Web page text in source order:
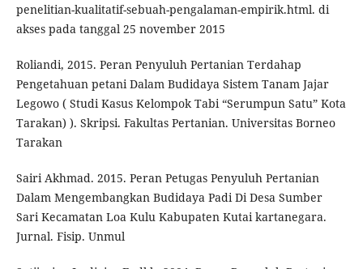
penelitian-kualitatif-sebuah-pengalaman-empirik.html. di
akses pada tanggal 25 november 2015
Roliandi, 2015. Peran Penyuluh Pertanian Terdahap
Pengetahuan petani Dalam Budidaya Sistem Tanam Jajar
Legowo ( Studi Kasus Kelompok Tabi “Serumpun Satu” Kota
Tarakan) ). Skripsi. Fakultas Pertanian. Universitas Borneo
Tarakan
Sairi Akhmad. 2015. Peran Petugas Penyuluh Pertanian
Dalam Mengembangkan Budidaya Padi Di Desa Sumber
Sari Kecamatan Loa Kulu Kabupaten Kutai kartanegara.
Jurnal. Fisip. Unmul